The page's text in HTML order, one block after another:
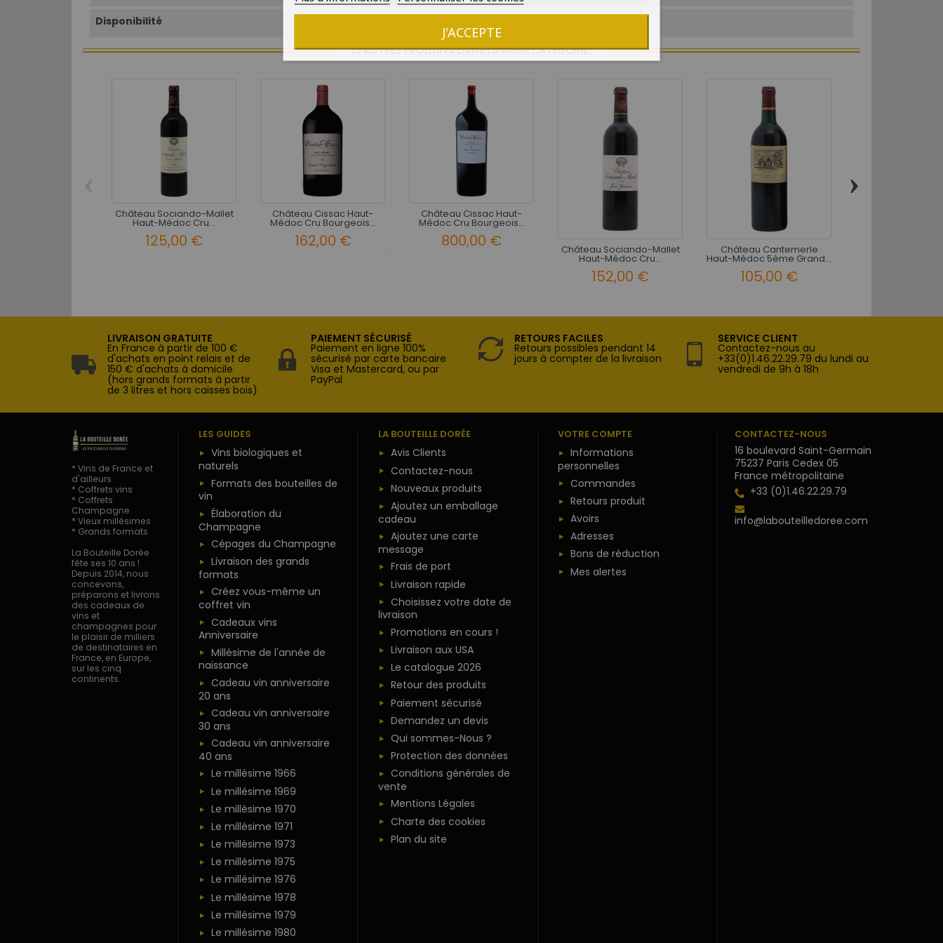
Disponibilité
10 AUTRES PRODUITS DANS LA MÊME CATÉGORIE :
Château Sociando-Mallet
Haut-Médoc Cru...
125,00 €
Château Cissac Haut-
Médoc Cru Bourgeois...
162,00 €
Château Cissac Haut-
Médoc Cru Bourgeois...
800,00 € Château Sociando-Mallet
Haut-Médoc Cru...
152,00 €
Château Cantemerle
Haut-Médoc 5ème Grand...
105,00 €
›
LIVRAISON GRATUITE
En France à partir de 100 €
d'achats en point relais et de
150 € d'achats à domicile
(hors grands formats à partir
de 3 litres et hors caisses bois)
PAIEMENT SÉCURISÉ
Paiement en ligne 100%
sécurisé par carte bancaire
Visa et Mastercard, ou par
PayPal
RETOURS FACILES
Retours possibles pendant 14
jours à compter de la livraison
SERVICE CLIENT
Contactez-nous au
+33(0)1.46.22.29.79 du lundi au
vendredi de 9h à 18h
* Vins de France et
d'ailleurs
* Coffrets vins
* Coffrets
Champagne
* Vieux millésimes
* Grands formats
La Bouteille Dorée
fête ses 10 ans !
Depuis 2014, nous
concevons,
préparons et livrons
des cadeaux de
vins et
champagnes pour
le plaisir de milliers
de destinataires en
France, en Europe,
sur les cinq
continents.
LES GUIDES
Vins biologiques et
naturels
Formats des bouteilles de
vin
Élaboration du
Champagne
Cépages du Champagne
Livraison des grands
formats
Créez vous-même un
coffret vin
Cadeaux vins
Anniversaire
Millésime de l'année de
naissance
Cadeau vin anniversaire
20 ans
Cadeau vin anniversaire
30 ans
Cadeau vin anniversaire
40 ans
Le millésime 1966
Le millésime 1969
Le millésime 1970
Le millésime 1971
Le millésime 1973
Le millésime 1975
Le millésime 1976
Le millésime 1978
Le millésime 1979
Le millésime 1980
LA BOUTEILLE DORÉE
Avis Clients
Contactez-nous
Nouveaux produits
Ajoutez un emballage
cadeau
Ajoutez une carte
message
Frais de port
Livraison rapide
Choisissez votre date de
livraison
Promotions en cours !
Livraison aux USA
Le catalogue 2026
Retour des produits
Paiement sécurisé
Demandez un devis
Qui sommes-Nous ?
Protection des données
Conditions générales de
vente
Mentions Légales
Charte des cookies
Plan du site
VOTRE COMPTE
Informations
personnelles
Commandes
Retours produit
Avoirs
Adresses
Bons de réduction
Mes alertes
CONTACTEZ-NOUS
16 boulevard Saint-Germain
75237 Paris Cedex 05
France métropolitaine
+33 (0)1.46.22.29.79
info@labouteilledoree.com
J'ACCEPTE